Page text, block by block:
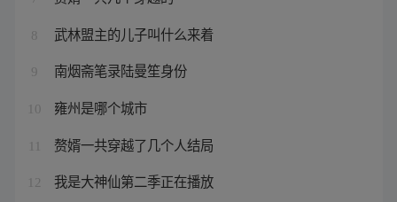
8 武林盟主的儿子叫什么来着
9 南烟斋笔录陆曼笙身份
10 雍州是哪个城市
赘婿一共穿越了几个人结局
12 我是大神仙第二季正在播放